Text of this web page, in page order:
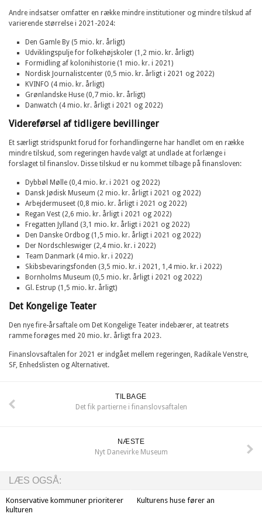
Andre indsatser omfatter en række mindre institutioner og mindre tilskud af
varierende størrelse i 2021-2024:
Den Gamle By (5 mio. kr. årligt)
Udviklingspulje for folkehøjskoler (1,2 mio. kr. årligt)
Formidling af kolonihistorie (1 mio. kr. i 2021)
Nordisk Journalistcenter (0,5 mio. kr. årligt i 2021 og 2022)
KVINFO (4 mio. kr. årligt)
Grønlandske Huse (0,7 mio. kr. årligt)
Danwatch (4 mio. kr. årligt i 2021 og 2022)
Videreførsel af tidligere bevillinger
Et særligt stridspunkt forud for forhandlingerne har handlet om en række
mindre tilskud, som regeringen havde valgt at undlade at forlænge i
forslaget til finanslov. Disse tilskud er nu kommet tilbage på finansloven:
Dybbøl Mølle (0,4 mio. kr. i 2021 og 2022)
Dansk Jødisk Museum (2 mio. kr. årligt i 2021 og 2022)
Arbejdermuseet (0,8 mio. kr. årligt i 2021 og 2022)
Regan Vest (2,6 mio. kr. årligt i 2021 og 2022)
Fregatten Jylland (3,1 mio. kr. årligt i 2021 og 2022)
Den Danske Ordbog (1,5 mio. kr. årligt i 2021 og 2022)
Der Nordschleswiger (2,4 mio. kr. i 2022)
Team Danmark (4 mio. kr. i 2022)
Skibsbevaringsfonden (3,5 mio. kr. i 2021, 1,4 mio. kr. i 2022)
Bornholms Museum (0,5 mio. kr. årligt i 2021 og 2022)
Gl. Estrup (1,5 mio. kr. årligt)
Det Kongelige Teater
Den nye fire-årsaftale om Det Kongelige Teater indebærer, at teatrets
ramme forøges med 20 mio. kr. årligt fra 2023.
Finanslovsaftalen for 2021 er indgået mellem regeringen, Radikale Venstre,
SF, Enhedslisten og Alternativet.
TILBAGE
Det fik partierne i finanslovsaftalen
NÆSTE
Nyt Danevirke Museum
LÆS OGSÅ:
Konservative kommuner prioriterer
kulturen
Kulturens huse fører an